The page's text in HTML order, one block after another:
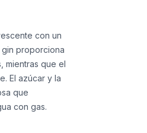
con un
proporciona
mientras que el
El azúcar y la
que
con gas.